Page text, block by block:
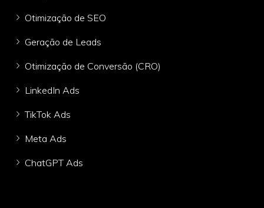
Otimização de SEO
Geração de Leads
Otimização de Conversão (CRO)
LinkedIn Ads
TikTok Ads
Meta Ads
ChatGPT Ads